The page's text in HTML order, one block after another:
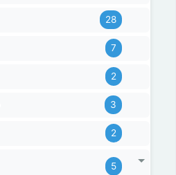
28
7
2
3
2
5